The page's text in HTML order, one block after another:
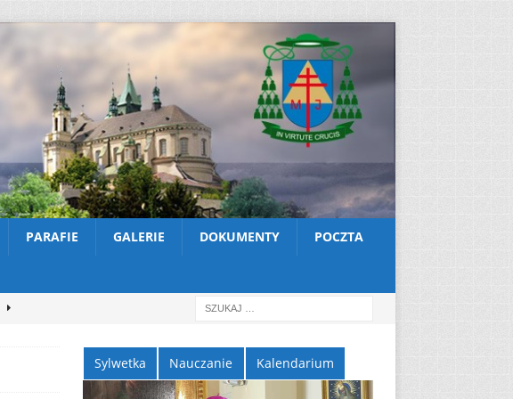
PARAFIE GALERIE DOKUMENTY POCZTA
Sylwetka Nauczanie Kalendarium